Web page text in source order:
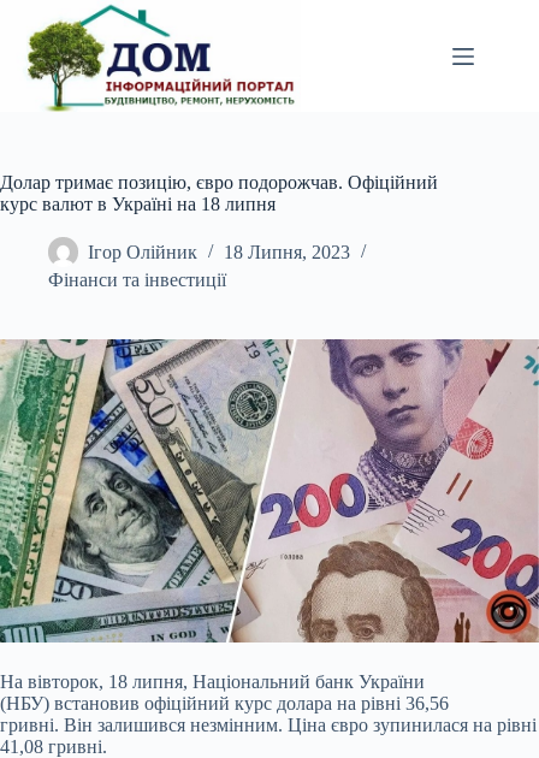
вмісту
Долар тримає позицію, євро подорожчав. Офіційний
курс валют в Україні на 18 липня
Ігор Олійник
18 Липня, 2023
Фінанси та інвестиції
На вівторок, 18 липня, Національний банк України
(НБУ) встановив офіційний курс долара на рівні 36,56
гривні. Він залишився незмінним. Ціна євро зупинилася на рівні
41,08 гривні.